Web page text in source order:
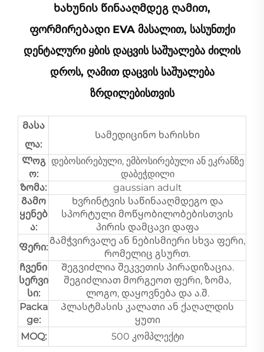
Ხახუნის Წინააღმდეგ Ღამით,
Ფორმირებადი EVA Მასალით, Სასუნთქი
Დენტალური Ყბის Დაცვის Საშუალება Ძილის
Დროს, Ღამით Დაცვის Საშუალება
Ზრდილებისთვის
Მასა
ლა:
Სამედიცინო ხარისხი
Ლოგ
ო:
დებოსირებული, ემბოსირებული ან ეკრანზე
დაბეჭდილი
Ზომა:
gaussian adult
Გამო
ყენებ
ა:
Ხვრინტვის საწინააღმდეგო და
სპორტული მოწყობილობებისთვის
პირის დამცავი დაფა
Ფერი:
Გამჭვირვალე ან ნებისმიერი სხვა ფერი,
რომელიც გსურთ.
Ჩვენი
სერვი
სი:
Შეგვიძლია შეკვეთის პირადიზაცია.
შეგიძლიათ მორგეოთ ფერი, ზომა,
ლოგო, დაყოვნება და ა.შ.
Packa
ge:
Პლასტმასის კალათი ან ქაღალდის
ყუთი
MOQ:
500 კომპლექტი